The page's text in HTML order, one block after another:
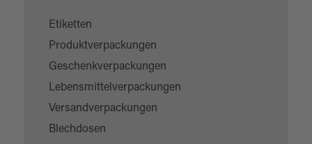
Etiketten
Produktverpackungen
Geschenkverpackungen
Lebensmittelverpackungen
Versandverpackungen
Blechdosen